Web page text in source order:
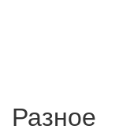
Разное